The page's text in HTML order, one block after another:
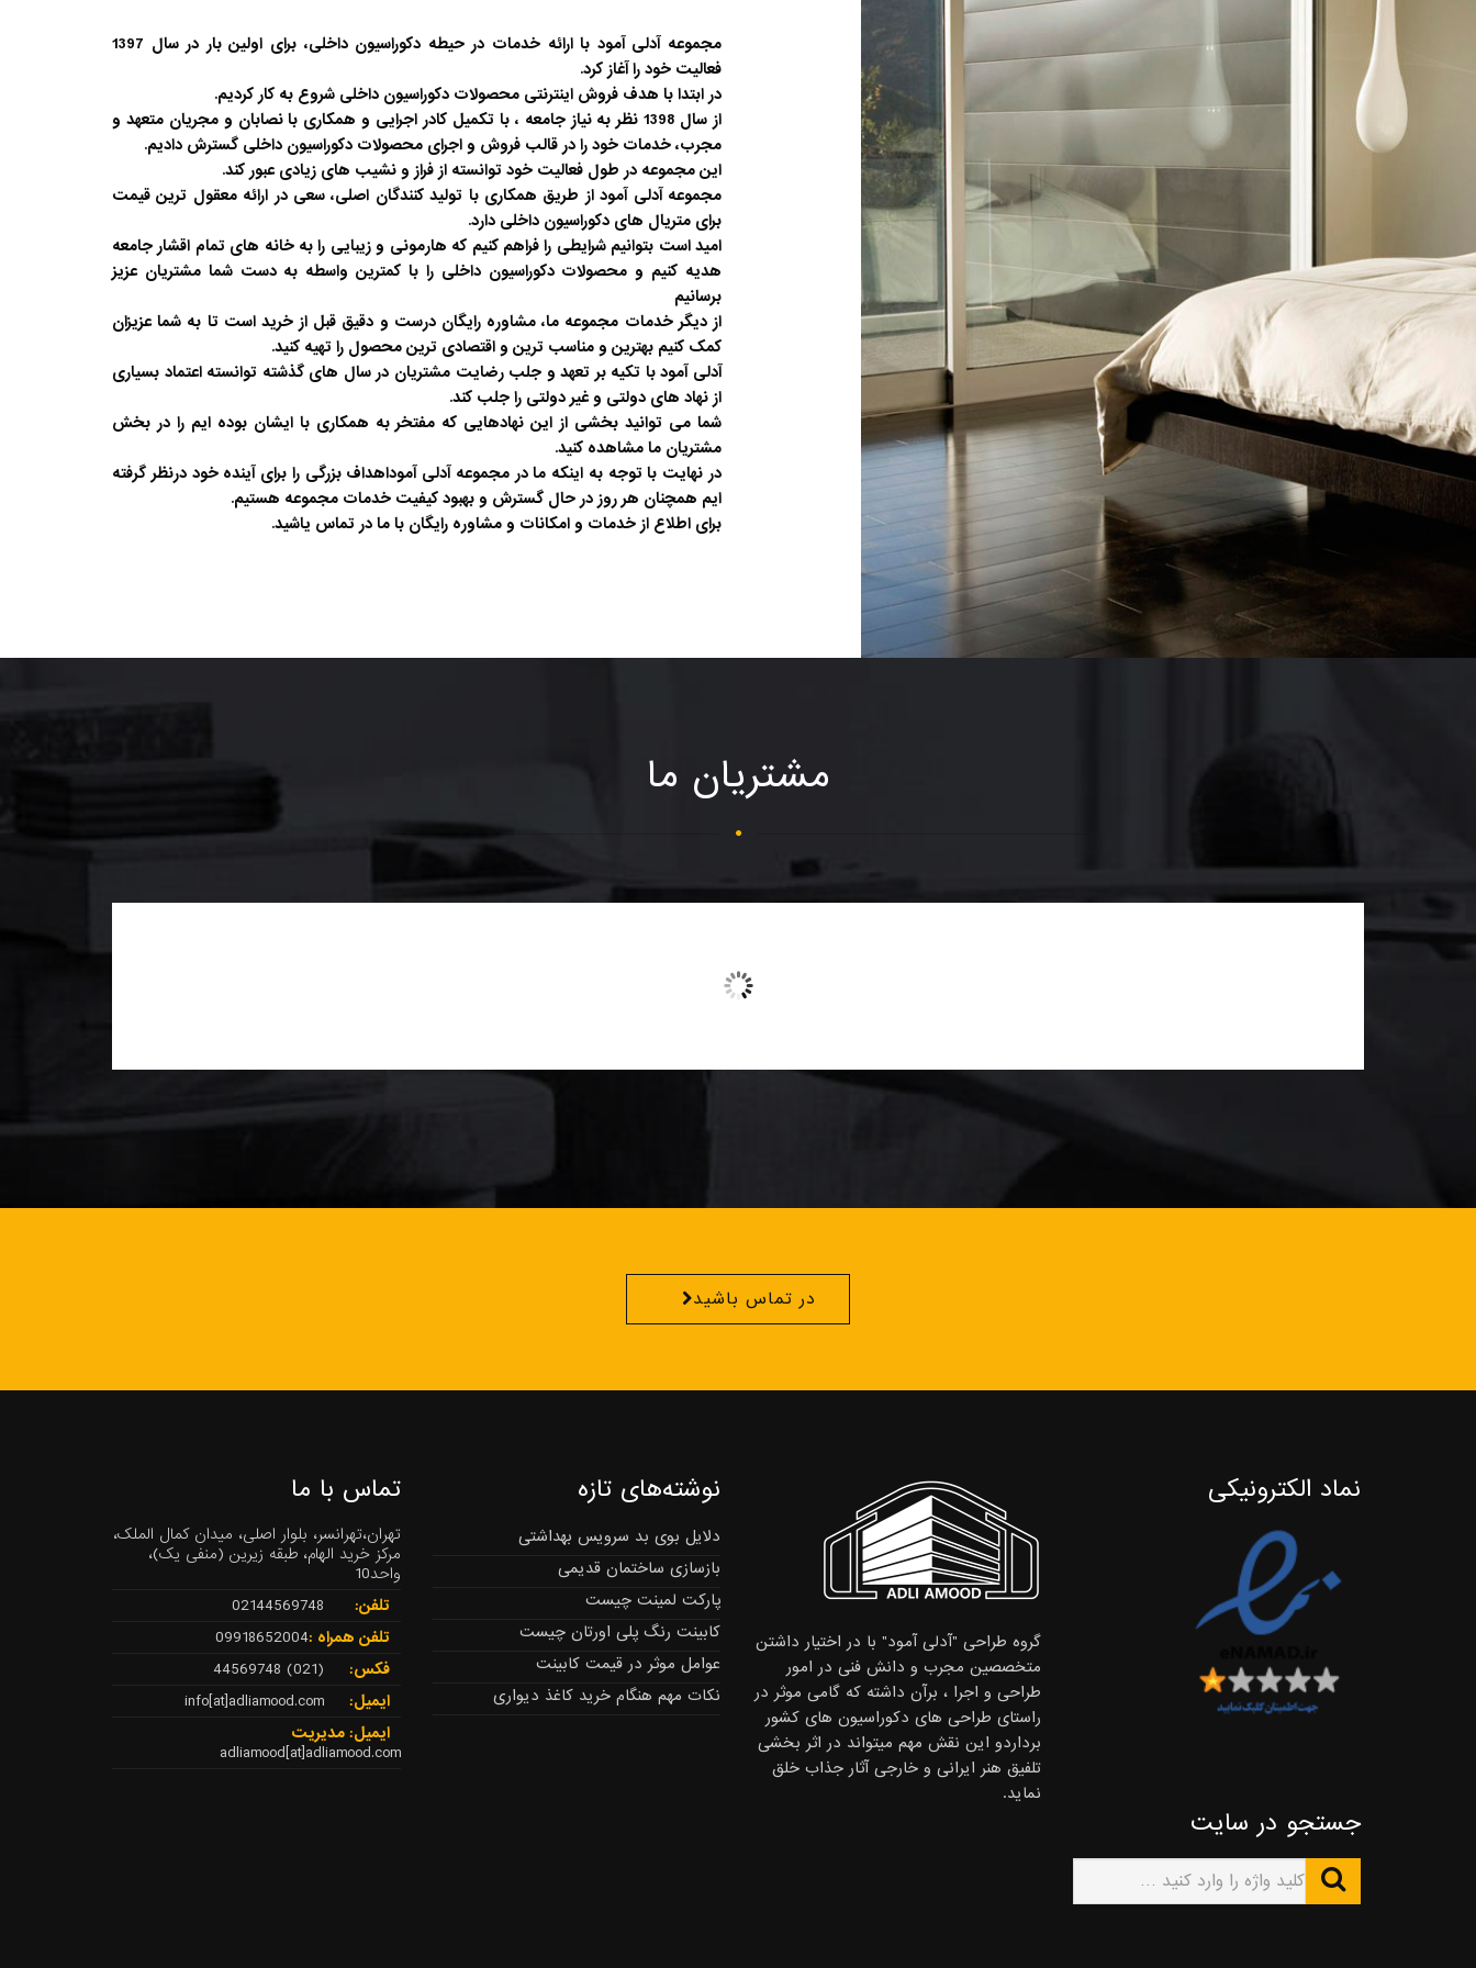
مجموعه آدلی آمود با ارائه خدمات در حیطه دکوراسیون داخلی، برای اولین بار در سال 1397
فعالیت خود را آغاز کرد.
در ابتدا با هدف فروش اینترنتی محصولات دکوراسیون داخلی شروع به کار کردیم.
از سال 1398 نظر به نیاز جامعه ، با تکمیل کادر اجرایی و همکاری با نصابان و مجریان متعهد و
مجرب، خدمات خود را در قالب فروش و اجرای محصولات دکوراسیون داخلی گسترش دادیم.
این مجموعه در طول فعالیت خود توانسته از فراز و نشیب های زیادی عبور کند.
مجموعه آدلی آمود از طریق همکاری با تولید کنندگان اصلی، سعی در ارائه معقول ترین قیمت
برای متریال های دکوراسیون داخلی دارد.
امید است بتوانیم شرایطی را فراهم کنیم که هارمونی و زیبایی را به خانه های تمام اقشار جامعه
هدیه کنیم و محصولات دکوراسیون داخلی را با کمترین واسطه به دست شما مشتریان عزیز
برسانیم
از دیگر خدمات مجموعه ما، مشاوره رایگان درست و دقیق قبل از خرید است تا به شما عزیزان
کمک کنیم بهترین و مناسب ترین و اقتصادی ترین محصول را تهیه کنید.
آدلی آمود با تکیه بر تعهد و جلب رضایت مشتریان در سال های گذشته توانسته اعتماد بسیاری
از نهاد های دولتی و غیر دولتی را جلب کند.
شما می توانید بخشی از این نهادهایی که مفتخر به همکاری با ایشان بوده ایم را در بخش
مشتریان ما مشاهده کنید.
در نهایت با توجه به اینکه ما در مجموعه آدلی آموداهداف بزرگی را برای آینده خود درنظر گرفته
ایم همچنان هر روز در حال گسترش و بهبود کیفیت خدمات مجموعه هستیم.
برای اطلاع از خدمات و امکانات و مشاوره رایگان با ما در تماس یاشید.
مشتریان ما
در تماس باشید
تماس با ما
تهران،تهرانسر، بلوار اصلی، میدان کمال الملک،
مرکز خرید الهام، طبقه زیرین (منفی یک)،
واحد10
تلفن:
02144569748
تلفن همراه :09918652004
فکس:
(021) 44569748
ایمیل:
info[at]adliamood.com
ایمیل: مدیریت
adliamood[at]adliamood.com
نوشته‌های تازه
دلایل بوی بد سرویس بهداشتی
بازسازی ساختمان قدیمی
پارکت لمینت چیست
کابینت رنگ پلی اورتان چیست
عوامل موثر در قیمت کابینت
نکات مهم هنگام خرید کاغذ دیواری
گروه طراحی "آدلی آمود" با در اختیار داشتن
متخصصین مجرب و دانش فنی در امور
طراحی و اجرا ، برآن داشته که گامی موثر در
راستای طراحی های دکوراسیون های کشور
برداردو این نقش مهم میتواند در اثر بخشی
تلفیق هنر ایرانی و خارجی آثار جذاب خلق
نماید.
نماد الکترونیکی
جستجو در سایت